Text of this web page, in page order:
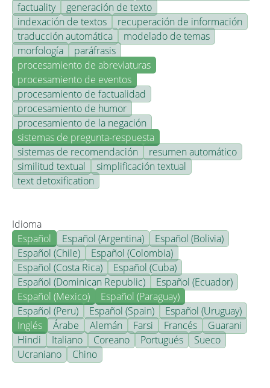
factuality
generación de texto
indexación de textos
recuperación de información
traducción automática
modelado de temas
morfología
paráfrasis
procesamiento de abreviaturas
procesamiento de eventos
procesamiento de factualidad
procesamiento de humor
procesamiento de la negación
sistemas de pregunta-respuesta
sistemas de recomendación
resumen automático
similitud textual
simplificación textual
text detoxification
Idioma
Español
Español (Argentina)
Español (Bolivia)
Español (Chile)
Español (Colombia)
Español (Costa Rica)
Español (Cuba)
Español (Dominican Republic)
Español (Ecuador)
Español (Mexico)
Español (Paraguay)
Español (Peru)
Español (Spain)
Español (Uruguay)
Inglés
Árabe Alemán Farsi Francés
Guarani
Hindi
Italiano Coreano Portugués
Sueco
Ucraniano
Chino